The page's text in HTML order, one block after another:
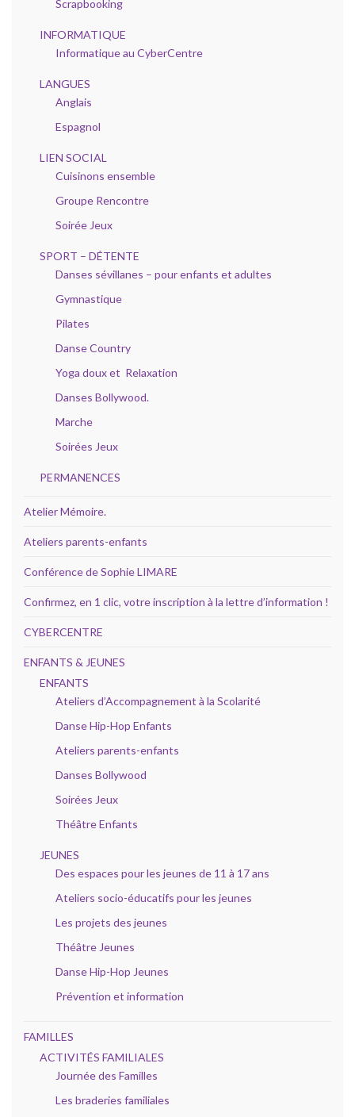
Scrapbooking
INFORMATIQUE
Informatique au CyberCentre
LANGUES
Anglais
Espagnol
LIEN SOCIAL
Cuisinons ensemble
Groupe Rencontre
Soirée Jeux
SPORT – DÉTENTE
Danses sévillanes – pour enfants et adultes
Gymnastique
Pilates
Danse Country
Yoga doux et Relaxation
Danses Bollywood.
Marche
Soirées Jeux
PERMANENCES
Atelier Mémoire.
Ateliers parents-enfants
Conférence de Sophie LIMARE
Confirmez, en 1 clic, votre inscription à la lettre d’information !
CYBERCENTRE
ENFANTS & JEUNES
ENFANTS
Ateliers d’Accompagnement à la Scolarité
Danse Hip-Hop Enfants
Ateliers parents-enfants
Danses Bollywood
Soirées Jeux
Théâtre Enfants
JEUNES
Des espaces pour les jeunes de 11 à 17 ans
Ateliers socio-éducatifs pour les jeunes
Les projets des jeunes
Théâtre Jeunes
Danse Hip-Hop Jeunes
Prévention et information
FAMILLES
ACTIVITÉS FAMILIALES
Journée des Familles
Les braderies familiales